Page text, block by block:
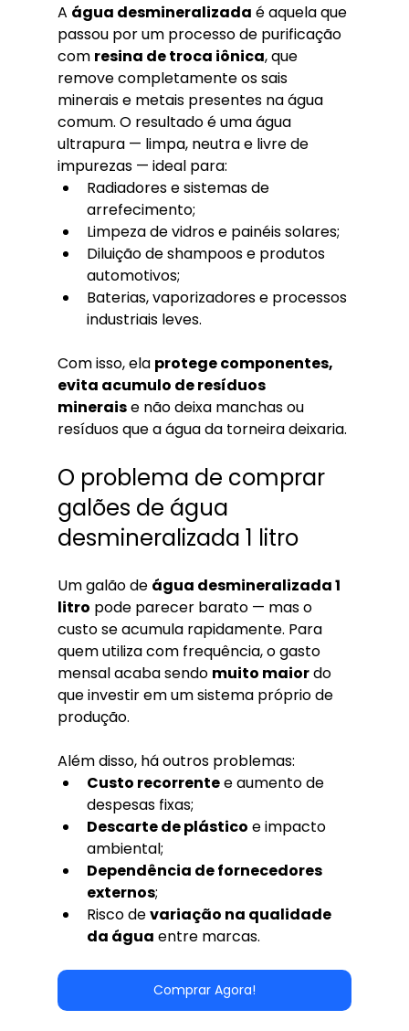
A água desmineralizada é aquela que
passou por um processo de purificação
com resina de troca iônica, que
remove completamente os sais
minerais e metais presentes na água
comum. O resultado é uma água
ultrapura — limpa, neutra e livre de
impurezas — ideal para:
Radiadores e sistemas de
arrefecimento;
Limpeza de vidros e painéis solares;
Diluição de shampoos e produtos
automotivos;
Baterias, vaporizadores e processos
industriais leves.
Com isso, ela protege componentes,
evita acumulo de resíduos
minerais e não deixa manchas ou
resíduos que a água da torneira deixaria.
O problema de comprar
galões de água
desmineralizada 1 litro
Um galão de água desmineralizada 1
litro pode parecer barato — mas o
custo se acumula rapidamente. Para
quem utiliza com frequência, o gasto
mensal acaba sendo muito maior do
que investir em um sistema próprio de
produção.
Além disso, há outros problemas:
Custo recorrente e aumento de
despesas fixas;
Descarte de plástico e impacto
ambiental;
Dependência de fornecedores
externos;
Risco de variação na qualidade
da água entre marcas.
Comprar Agora!